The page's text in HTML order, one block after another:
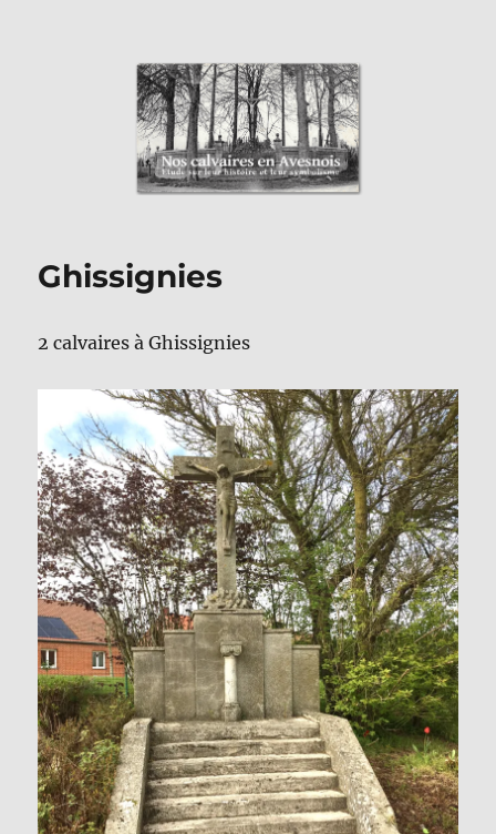
Nos Calvaires en Avesnois
Ghissignies
2 calvaires à Ghissignies